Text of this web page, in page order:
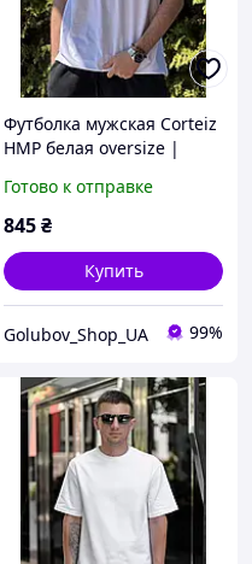
Футболка мужская Corteiz
HMP белая oversize |
| хлопковая базовая
футболка мужская белая
Готово к отправке
845₴
Купить
Golubov_Shop_UA 99%